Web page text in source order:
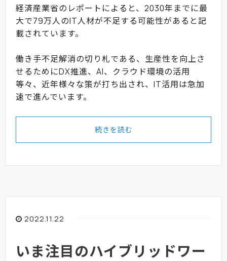
経済産業省のレポートによると、2030年までに最
大で79万人のIT人材が不足する可能性があると記
載されています。
働き手不足解消の切り札である、生産性を向上さ
せるためにDX推進、AI、クラウド環境の活用
等々、近年様々な策が打ち出され、IT活用は急加
速で進んでいます。
続きを読む
2022.11.22
いま注目のハイブリッドワー